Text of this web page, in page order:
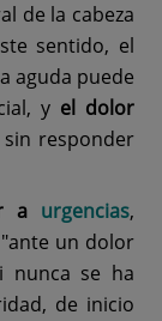
de la cabeza
sentido, el
aguda puede
y el dolor
sin responder
a urgencias,
un dolor
nunca se ha
de inicio